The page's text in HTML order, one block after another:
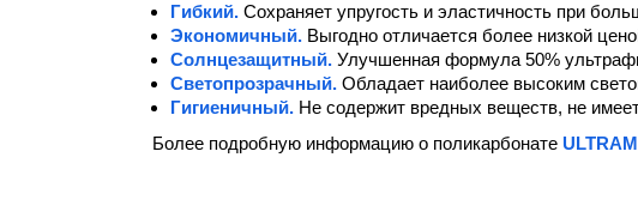
Гибкий. Сохраняет упругость и эластичность при
Экономичный. Выгодно отличается более низкой
Солнцезащитный. Улучшенная формула 50%
Светопрозрачный. Обладает наиболее высоким
Гигиеничный. Не содержит вредных веществ, не
Более подробную информацию о поликарбонате